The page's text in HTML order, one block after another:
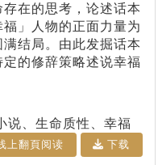
在的思考，论述话本
」人物的正面力量为
结局。由此发掘话本
的修辞策略述说幸福
说、生命质性、幸福
上翻⾴阅读 下载